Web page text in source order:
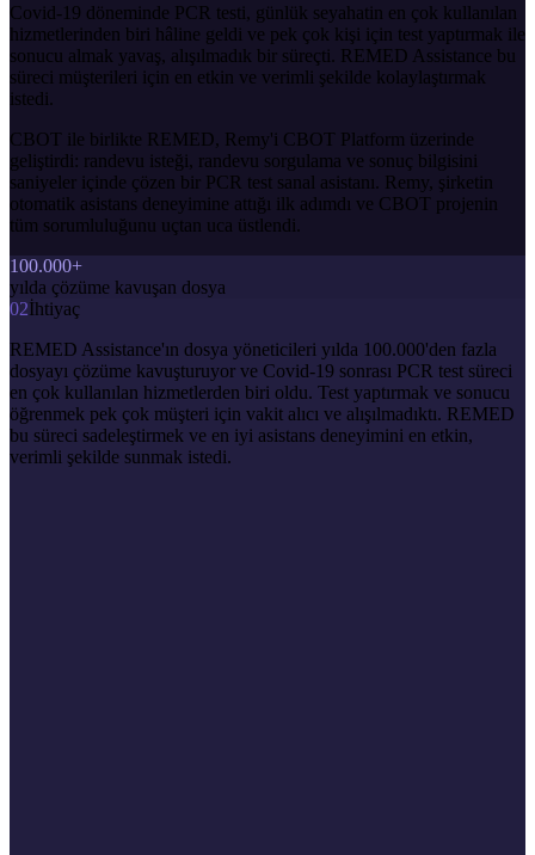
Covid-19 döneminde PCR testi, günlük seyahatin en çok kullanılan
hizmetlerinden biri hâline geldi ve pek çok kişi için test yaptırmak ile
sonucu almak yavaş, alışılmadık bir süreçti. REMED Assistance bu
süreci müşterileri için en etkin ve verimli şekilde kolaylaştırmak
istedi.
CBOT ile birlikte REMED, Remy'i CBOT Platform üzerinde
geliştirdi: randevu isteği, randevu sorgulama ve sonuç bilgisini
saniyeler içinde çözen bir PCR test sanal asistanı. Remy, şirketin
otomatik asistans deneyimine attığı ilk adımdı ve CBOT projenin
tüm sorumluluğunu uçtan uca üstlendi.
100.000+
yılda çözüme kavuşan dosya
02İhtiyaç
REMED Assistance'ın dosya yöneticileri yılda 100.000'den fazla
dosyayı çözüme kavuşturuyor ve Covid-19 sonrası PCR test süreci
en çok kullanılan hizmetlerden biri oldu. Test yaptırmak ve sonucu
öğrenmek pek çok müşteri için vakit alıcı ve alışılmadıktı. REMED
bu süreci sadeleştirmek ve en iyi asistans deneyimini en etkin,
verimli şekilde sunmak istedi.